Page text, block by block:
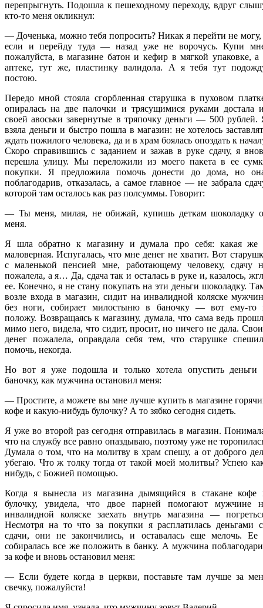
перепрыгнуть. Подошла к пешеходному переходу, вдруг
кто-то меня окликнул:
— Доченька, можно тебя попросить? Никак я перейти не могу,
если и перейду туда — назад уже не ворочусь. Купи
пожалуйста, в магазине батон и кефир в мягкой упаковке, а
аптеке, тут же, пластинку валидола. А я тебя тут
постою.
Передо мной стояла сгорбленная старушка в пуховом
опиралась на две палочки и трясущимися руками достала
своей авоськи завернутые в тряпочку деньги — 500 рублей.
взяла деньги и быстро пошла в магазин: не хотелось
ждать пожилого человека, да и в храм боялась опоздать к
Скоро справившись с заданием и зажав в руке сдачу, я
перешла улицу. Мы переложили из моего пакета в ее
покупки. Я предложила помочь донести до дома, но
поблагодарив, отказалась, а самое главное — не забрала
которой там осталось как раз полсуммы. Говорит:
— Ты меня, милая, не обижай, купишь деткам шоколадку
меня.
Я шла обратно к магазину и думала про себя: какая же
маловерная. Испугалась, что мне денег не хватит. Вот
с маленькой пенсией мне, работающему человеку, сдачу
пожалела, а я… Да, сдача так и осталась в руке и, казалось,
ее. Конечно, я не стану покупать на эти деньги шоколадку.
возле входа в магазин, сидит на инвалидной коляске
без ноги, собирает милостыню в баночку — вот ему-то
положу. Возвращаясь к магазину, думала, что сама ведь
мимо него, видела, что сидит, просит, но ничего не дала.
денег пожалела, оправдала себя тем, что старушке
помочь, некогда.
Но вот я уже подошла и только хотела опустить деньги
баночку, как мужчина остановил меня:
— Простите, а можете вы мне лучше купить в магазине
кофе и какую-нибудь булочку? А то зябко сегодня сидеть.
Я уже во второй раз сегодня отправилась в магазин.
что на службу все равно опаздываю, поэтому уже не
Думала о том, что на молитву в храм спешу, а от доброго
убегаю. Что ж толку тогда от такой моей молитвы? Успею
нибудь, с Божией помощью.
Когда я вынесла из магазина дымящийся в стакане кофе
булочку, увидела, что двое парней помогают мужчине
инвалидной коляске заехать внутрь магазина —
Несмотря на то что за покупки я расплатилась деньгами
сдачи, они не закончились, и оставалась еще мелочь. Ее
собиралась все же положить в банку. А мужчина
за кофе и вновь остановил меня:
— Если будете когда в церкви, поставьте там лучше за
свечку, пожалуйста!